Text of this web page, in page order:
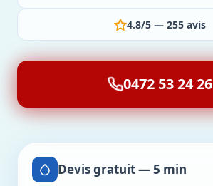
4.8/5 — 255 avis
0472 53 24 26
Devis gratuit — 5 min